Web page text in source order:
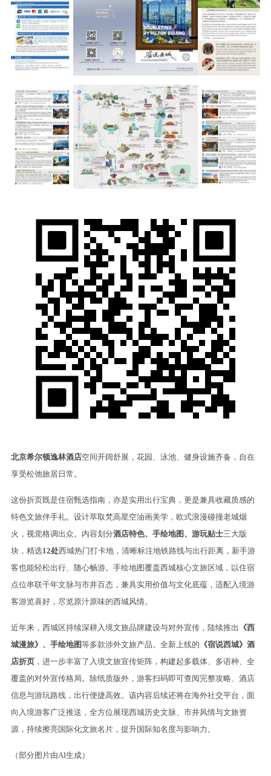
北京希尔顿逸林酒店空间开阔舒展，花园、泳池、健身设施齐备，自在
享受松弛旅居日常。
这份折页既是住宿甄选指南，亦是实用出行宝典，更是兼具收藏质感的
特色文旅伴手礼。设计萃取梵高星空油画美学，欧式浪漫碰撞老城烟
火，视觉格调出众。内容划分酒店特色、手绘地图、游玩贴士三大版
块，精选12处西城热门打卡地，清晰标注地铁路线与出行距离，新手游
客也能轻松出行、随心畅游。手绘地图覆盖西城核心文旅区域，以住宿
点位串联千年文脉与市井百态，兼具实用价值与文化底蕴，适配入境游
客游览喜好，尽览原汁原味的西城风情。
近年来，西城区持续深耕入境文旅品牌建设与对外宣传，陆续推出 《西
城漫旅》、手绘地图等多款涉外文旅产品。全新上线的 《宿说西城》酒
店折页，进一步丰富了入境文旅宣传矩阵，构建起多载体、多语种、全
覆盖的对外宣传格局。除纸质版外，游客扫码即可查阅完整攻略、酒店
信息与游玩路线，出行便捷高效。该内容后续还将在海外社交平台，面
向入境游客广泛推送，全方位展现西城历史文脉、市井风情与文旅资
源，持续擦亮国际化文旅名片，提升国际知名度与影响力。
（部分图片由AI生成）